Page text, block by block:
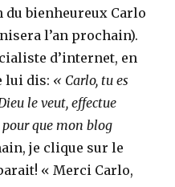
du bienheureux Carlo
l’an prochain).
d’internet, en
lui dis: « Carlo, tu es
le veut, effectue
pour que mon blog
je clique sur le
« Merci Carlo,